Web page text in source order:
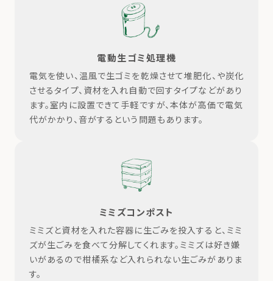
電動生ゴミ処理機
電気を使い、温風で生ゴミを乾燥させて堆肥化、や炭化
させるタイプ、資材を入れ自動で回すタイプなどがあり
ます。室内に設置できて手軽ですが、本体が高価で電気
代がかかり、音がするという問題もあります。
ミミズコンポスト
ミミズと資材を入れた容器に生ごみを投入すると、ミミ
ズが生ごみを食べて分解してくれます。ミミズは好き嫌
いがあるので柑橘系など入れられない生ごみがありま
す。